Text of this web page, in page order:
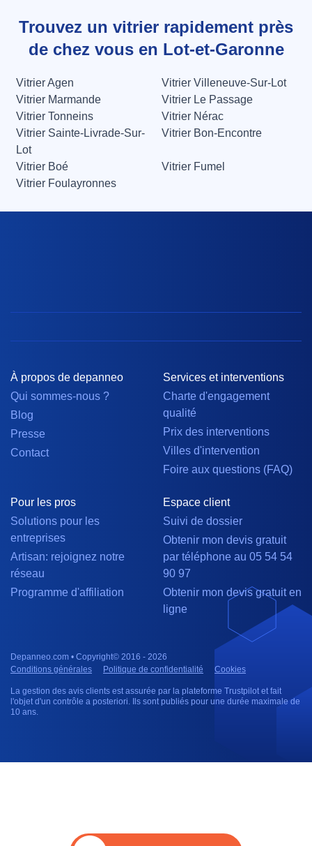
Trouvez un vitrier rapidement près
de chez vous en Lot-et-Garonne
Vitrier Agen
Vitrier Villeneuve-Sur-Lot
Vitrier Marmande
Vitrier Le Passage
Vitrier Tonneins
Vitrier Nérac
Vitrier Sainte-Livrade-Sur-
Lot
Vitrier Bon-Encontre
Vitrier Boé
Vitrier Fumel
Vitrier Foulayronnes
À propos de depanneo
Qui sommes-nous ?
Blog
Presse
Contact
Services et interventions
Charte d'engagement
qualité
Prix des interventions
Villes d'intervention
Foire aux questions (FAQ)
Pour les pros
Solutions pour les
entreprises
Artisan: rejoignez notre
réseau
Programme d'affiliation
Espace client
Suivi de dossier
Obtenir mon devis gratuit
par téléphone au 05 54 54
90 97
Obtenir mon devis gratuit en
ligne
Depanneo.com • Copyright© 2016 - 2026
Conditions générales
Politique de confidentialité Cookies
La gestion des avis clients est assurée par la plateforme Trustpilot et fait
l'objet d'un contrôle a posteriori. Ils sont publiés pour une durée maximale de
10 ans.